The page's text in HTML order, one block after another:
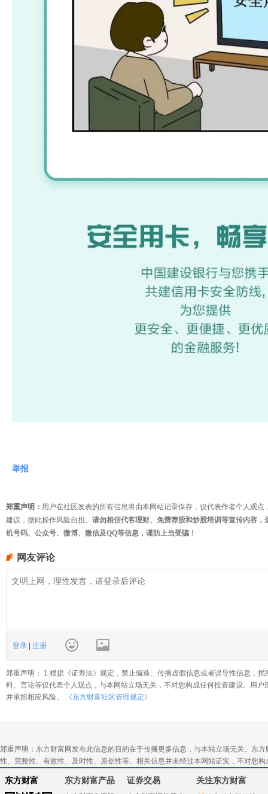
举报
郑重声明： 用户在社区发表的所有信息将由本网站记录保存，仅代表作者个人观
建议，据此操作风险自担。 请勿相信代客理财、免费荐股和炒股培训等宣传内容
机号码、公众号、微博、微信及QQ等信息，谨防上当受骗！
网友评论
登录 | 注册
郑重声明： 1.根据《证券法》规定，禁止编造、传播虚假信息或者误导性信息，
料、言论等仅代表个人观点，与本网站立场无关，不对您构成任何投资建议。用
并承担相应风险。
《东方财富社区管理规定》
郑重声明：东方财富网发布此信息的目的在于传播更多信息，与本站立场无关。东
性、完整性、有效性、及时性、原创性等。相关信息并未经过本网站证实，不对您
东方财富 东方财富产品 证券交易 关注东方财富